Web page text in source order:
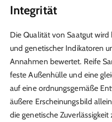
Integrität
Die Qualität von Saatgut
und genetischer Indikatoren
Annahmen bewertet. Reife
feste Außenhülle und eine
auf eine ordnungsgemäße
äußere Erscheinungsbild
die genetische